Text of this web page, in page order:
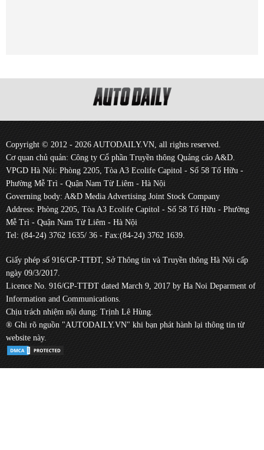
Copyright © 2012 - 2026 AUTODAILY.VN, all rights reserved.
Cơ quan chủ quản: Công ty Cổ phần Truyền thông Quảng cáo A&D.
VPGD Hà Nội: Phòng 2205, Tòa A3 Ecolife Capitol - Số 58 Tố Hữu -
Phường Mễ Trì - Quận Nam Từ Liêm - Hà Nội
Governing body: A&D Media Advertising Joint Stock Company
Address: Phòng 2205, Tòa A3 Ecolife Capitol - Số 58 Tố Hữu - Phường
Mễ Trì - Quận Nam Từ Liêm - Hà Nội
Tel: (84-24) 3762 1635/ 36 - Fax:(84-24) 3762 1639.
Giấy phép số 916/GP-TTĐT, Sở Thông tin và Truyền thông Hà Nội cấp
ngày 09/3/2017.
Licence No. 916/GP-TTĐT dated March 9, 2017 by Ha Noi Deparment of
Information and Communications.
Chịu trách nhiệm nội dung: Trịnh Lê Hùng.
® Ghi rõ nguồn "AUTODAILY.VN" khi bạn phát hành lại thông tin từ
website này.